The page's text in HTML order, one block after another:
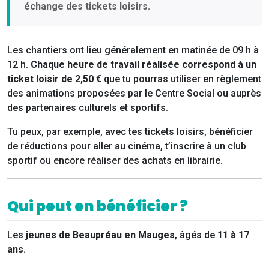
échange des tickets loisirs.
Les chantiers ont lieu généralement en matinée de 09 h à
12 h. Chaque heure de travail réalisée correspond à un
ticket loisir de 2,50 € que tu pourras utiliser en règlement
des animations proposées par le Centre Social ou auprès
des partenaires culturels et sportifs.
Tu peux, par exemple, avec tes tickets loisirs, bénéficier
de réductions pour aller au cinéma, t’inscrire à un club
sportif ou encore réaliser des achats en librairie.
Qui peut en bénéficier ?
Les jeunes de Beaupréau en Mauges, âgés de 11 à 17
ans.